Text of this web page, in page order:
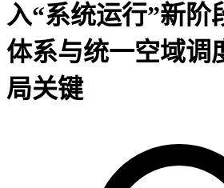
入“系统运行”新阶
体系与统一空域调
局关键